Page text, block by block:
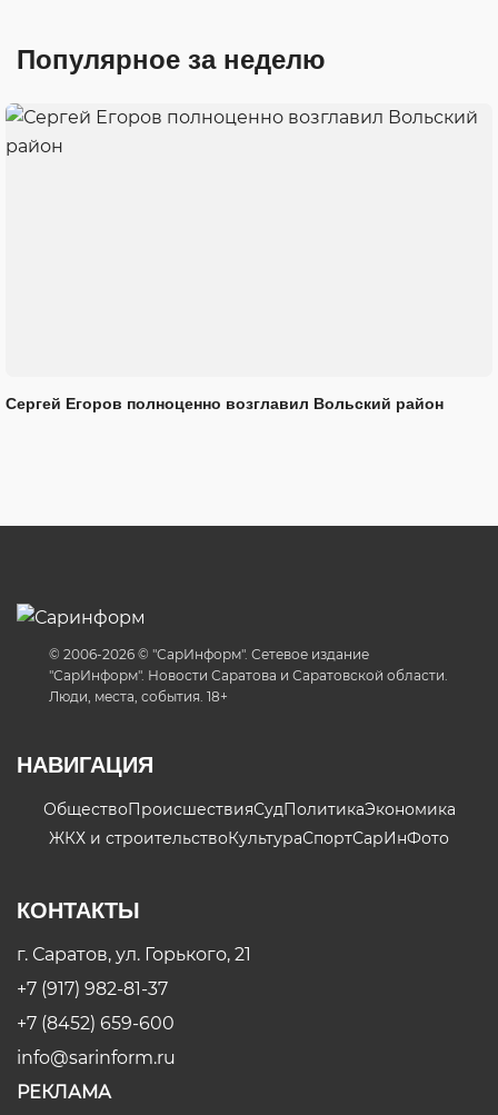
Популярное за неделю
Сергей Егоров полноценно возглавил Вольский район
© 2006-2026 © "СарИнформ". Сетевое издание
"СарИнформ". Новости Саратова и Саратовской области.
Люди, места, события. 18+
НАВИГАЦИЯ
ОбществоПроисшествияСудПолитикаЭкономика
ЖКХ и строительствоКультураСпортСарИнФото
КОНТАКТЫ
г. Саратов, ул. Горького, 21
+7 (917) 982-81-37
+7 (8452) 659-600
info@sarinform.ru
РЕКЛАМА